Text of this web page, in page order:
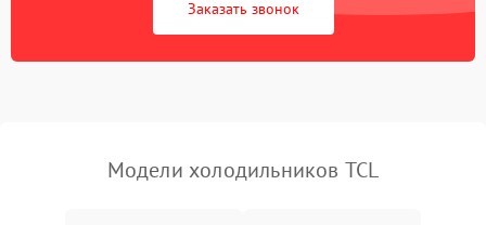
работе
2000 ₽ Подробнее →
Заказать звонок
Модели холодильников TCL